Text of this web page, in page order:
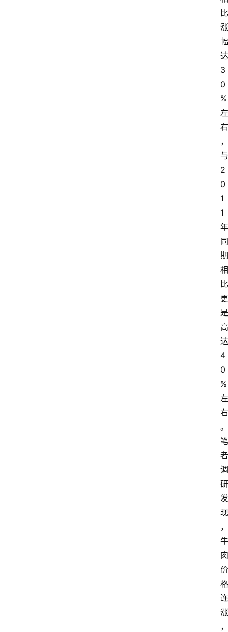
比
涨
幅
达
3
0
%
左
右
，
与
2
0
1
1
年
同
期
相
比
更
是
高
达
4
0
%
左
右
。
笔
者
调
研
发
现
，
牛
肉
价
格
连
涨
，